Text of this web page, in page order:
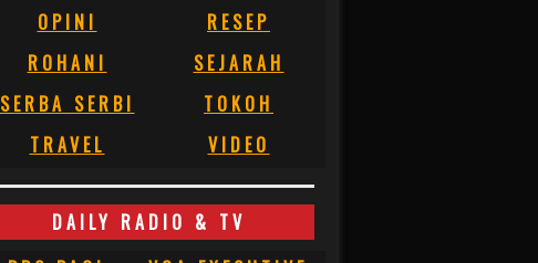
OPINI
RESEP
ROHANI
SEJARAH
SERBA SERBI
TOKOH
TRAVEL
VIDEO
DAILY RADIO & TV